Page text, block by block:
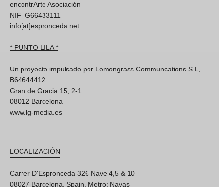
encontrArte Asociación
NIF: G66433111
info[at]espronceda.net
* PUNTO LILA *
Un proyecto impulsado por Lemongrass Communcations S.L,
B64644412
Gran de Gracia 15, 2-1
08012 Barcelona
www.lg-media.es
LOCALIZACIÓN
Carrer D'Espronceda 326 Nave 4,5 & 10
08027 Barcelona, Spain. Metro: Navas